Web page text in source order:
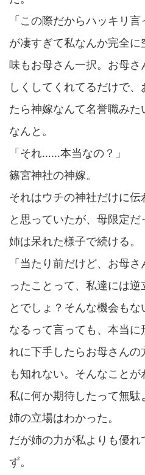
「この際だからハッキリ
が凄すぎて私なんか完全
味もお母さん一択。お母
しくしてくれてるだけで
たら神嫁なんて名誉職みた
なんと。
「それ……本当なの？」
篠宮神社の神嫁。
それはウチの神社だけに
と思っていたが、母限定だ
姉は呆れた様子で続ける。
「当たり前だけど、お母
ったことって、私達には逆
とでしょ？そんな機会も
なるって言っても、本当
れに下手したらお母さん
も知れない。そんなこと
私に何か期待したって無駄
姉の立場はわかった。
だが姉の力が私よりも優
ず。